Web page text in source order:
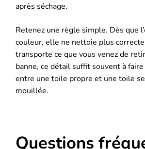
après séchage.
Retenez une règle simple. Dès que
couleur, elle ne nettoie plus
transporte ce que vous venez de
banne, ce détail suffit souvent à
entre une toile propre et une toile
mouillée.
Questions